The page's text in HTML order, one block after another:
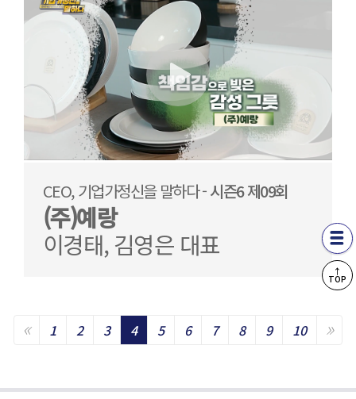
CEO, 기업가정신을 말하다 -시즌6 제09회
(주)예랑
이경태, 김영은 대표
«Previous
1 2 3 4 5 6 7 8 9 10 »
↑
TOP